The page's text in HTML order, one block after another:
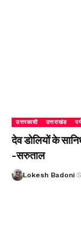
उत्तरकाशी उत्तराखंड
देव डोलियों के
-सरुताल
Lokesh Badoni